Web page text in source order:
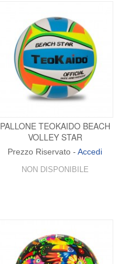
PALLONE TEOKAIDO BEACH
VOLLEY STAR
Prezzo Riservato -Accedi
NON DISPONIBILE